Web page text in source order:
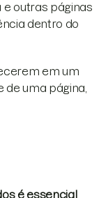
e outras páginas
dentro do
em um
uma página,
é essencial